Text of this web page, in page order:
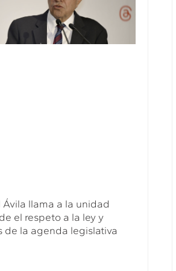
llama a la unidad
el respeto a la ley y
de la agenda legislativa